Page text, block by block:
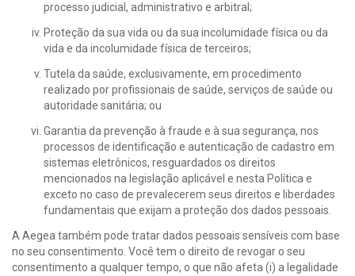
processo judicial, administrativo e arbitral;
Proteção da sua vida ou da sua incolumidade física ou da
vida e da incolumidade física de terceiros;
Tutela da saúde, exclusivamente, em procedimento
realizado por profissionais de saúde, serviços de saúde ou
autoridade sanitária; ou
Garantia da prevenção à fraude e à sua segurança, nos
processos de identificação e autenticação de cadastro em
sistemas eletrônicos, resguardados os direitos
mencionados na legislação aplicável e nesta Política e
exceto no caso de prevalecerem seus direitos e liberdades
fundamentais que exijam a proteção dos dados pessoais.
A Aegea também pode tratar dados pessoais sensíveis com base
no seu consentimento. Você tem o direito de revogar o seu
consentimento a qualquer tempo, o que não afeta (i) a legalidade